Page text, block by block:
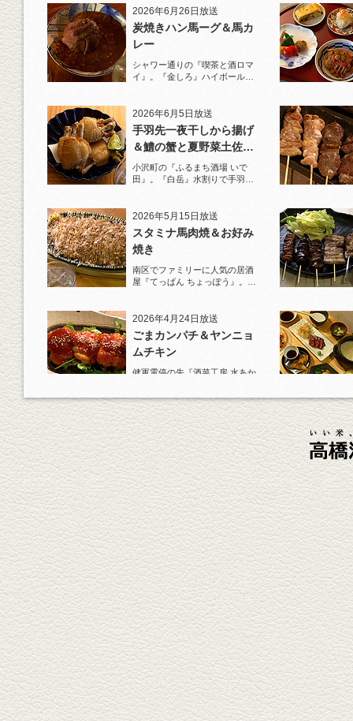
2026年6月26日放送
炭焼きハン馬ーグ＆馬カ
レー
シャワー通りの『喫茶と酒ロマ
イ』。『金しろ』ハイボールで
2026年6月5日放送
手羽先一夜干しから揚げ
＆鱧の蟹と夏野菜土佐酢
ジュレがけ
小沢町の『ふるまち酒場 いで
田』。『白岳』水割りで手羽先
2026年5月15日放送
スタミナ馬肉焼＆お好み
焼き
南区でファミリーに人気の居酒
屋『てっぱん ちょっぽう』。王
2026年4月24日放送
ごまカンパチ＆ヤンニョ
ムチキン
健軍電停の先『酒菜工房 水あか
杯！まずは『ごまカンパチ』を
肴に。
2026年4月3日放送
元祖 鶏焼売＆牛テールの
土鍋めし
健軍電停そば『湯気立つ料理』
が名物の『yuge(ゆげ)』へ。
『白岳』を使った『旨み緑茶
割』で乾杯！
2026年3月13日放送
焼鳥おまかせ８本
健軍自衛隊通り『焼鳥 菖蒲谷』
で最高級の焼鳥を味わう。『銀
しろ...
2026年2月20日放送
1000円で飲めますｾｯﾄ＆
至福のﾊﾑｶﾂ など
東区の健軍電停のそば『居酒屋
食堂いしばしさん家』は、賑や
かでお...